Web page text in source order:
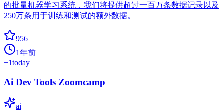
的批量机器学习系统，我们将提供超过一百万条数据记录以及
250万条用于训练和测试的额外数据。
956
1年前
+1today
Ai Dev Tools Zoomcamp
ai